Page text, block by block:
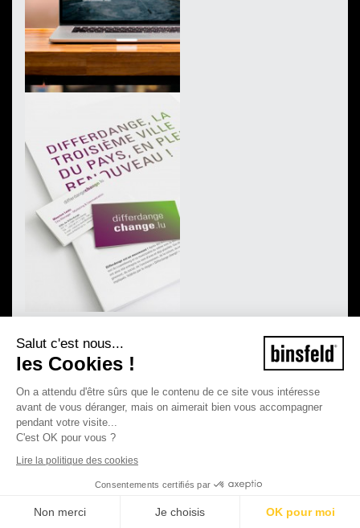
Salut c'est nous...
les Cookies !
On a attendu d'être sûrs que le contenu de ce site vous intéresse
avant de vous déranger, mais on aimerait bien vous accompagner
pendant votre visite...
C'est OK pour vous ?
Lire la politique des cookies
Consentements certifiés par
Non merci Je choisis OK pour moi